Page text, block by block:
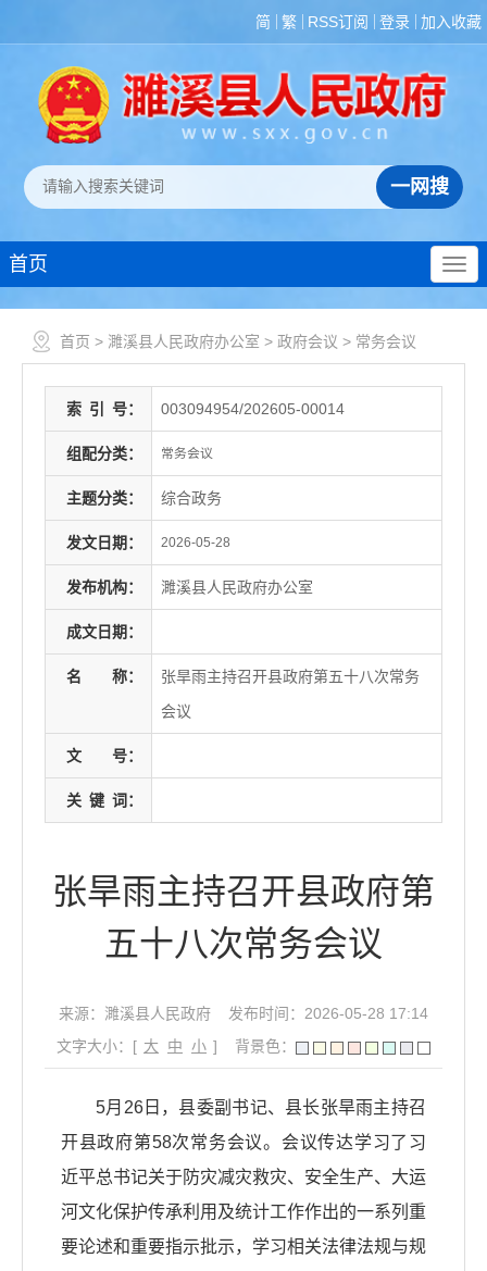
简 繁 RSS订阅 登录 加入收藏
首页
首页 > 濉溪县人民政府办公室 > 政府会议 > 常务会议
索 引 号： 003094954/202605-00014
组配分类： 常务会议
主题分类： 综合政务
发文日期： 2026-05-28
发布机构： 濉溪县人民政府办公室
成文日期：
名 称：
张旱雨主持召开县政府第五十八次常务
会议
文 号：
关 键 词：
张旱雨主持召开县政府第
五十八次常务会议
来源：濉溪县人民政府
发布时间：2026-05-28 17:14
文字大小：[ 大 中 小 ] 背景色：
5月26日，县委副书记、县长张旱雨主持召
开县政府第58次常务会议。会议传达学习了习
近平总书记关于防灾减灾救灾、安全生产、大运
河文化保护传承利用及统计工作作出的一系列重
要论述和重要指示批示，学习相关法律法规与规